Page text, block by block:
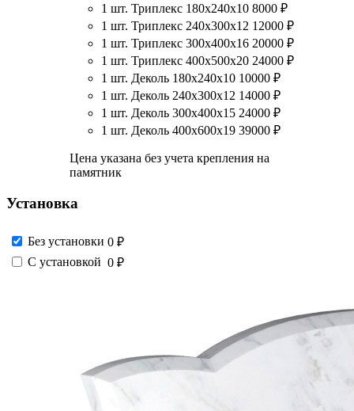
1 шт. Триплекс 180х240х10 8000 ₽
1 шт. Триплекс 240х300х12 12000 ₽
1 шт. Триплекс 300х400х16 20000 ₽
1 шт. Триплекс 400х500х20 24000 ₽
1 шт. Деколь 180х240х10 10000 ₽
1 шт. Деколь 240х300х12 14000 ₽
1 шт. Деколь 300х400х15 24000 ₽
1 шт. Деколь 400х600х19 39000 ₽
Цена указана без учета крепления на
памятник
Установка
Без установки 0 ₽
С установкой 0 ₽